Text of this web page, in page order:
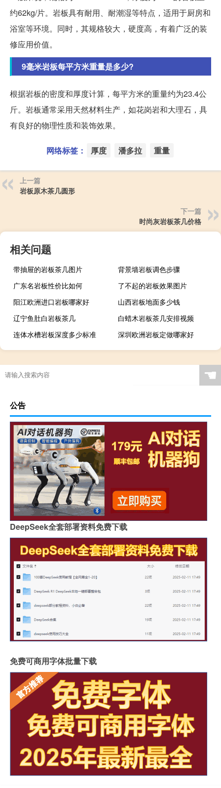
约62kg/片。岩板具有耐用、耐潮湿等特点，适用于厨房和
浴室等环境。同时，其规格较大，硬度高，有着广泛的装
修应用价值。
9毫米岩板每平方米重量是多少?
根据岩板的密度和厚度计算，每平方米的重量约为23.4公
斤。岩板通常采用天然材料生产，如花岗岩和大理石，具
有良好的物理性质和装饰效果。
网络标签： 厚度 潘多拉 重量
上一篇
岩板原木茶几圆形
下一篇
时尚灰岩板茶几价格
相关问题
带抽屉的岩板茶几图片
背景墙岩板调色步骤
广东名岩板性价比如何
了不起的岩板效果图片
阳江欧洲进口岩板哪家好
山西岩板地面多少钱
辽宁鱼肚白岩板茶几
白蜡木岩板茶几安排视频
连体水槽岩板深度多少标准
深圳欧洲岩板定做哪家好
广西现代简约岩板贵吗
岩板当背景墙好吗
茶几桌客厅京东自营岩板
瓷砖岩板能打磨吗吗
特别的岩板图案是什么
怎么区分岩石岩板的好坏
岩板茶几会变色吗吗
贵阳鱼肚金岩板茶几价格
浙江黑色的岩板叫什么
哪里买岩板茶几便宜的
岩板吊顶怎么贴瓷砖好看
哪个品牌岩板是真的白
原木岩板沙发效果图
人工花岗石和岩板哪个好
佛山著名岩板市场在哪里
桌子用哑光岩板好吗
郑州品牌岩板批发商
桌面怎么做成岩板墙
岩板背面没有品牌标识吗
怎么分辨岩板和岗石砖
广州岩板生产企业有哪些
圆岩板玄关壁画视频讲解
岩板可以包横梁吗图片
供应硅岩板设备哪家好用
广州进口岩板厂商有哪些
岩板贴墙用啥胶最好
岩板和地板哪个质量好些
影视墙怎么安装岩板灯
成都超薄岩板费用高吗
福建岩板拼接胶品牌排行
湖北现代岩板厂家有几种
整屋岩板装饰墙面好吗
岩板上的坐垫怎么清洁
冠珠陶瓷岩板产品介绍
重庆岩板卫浴多少钱
怎样加工岩板地台砖
瓷砖岩板连纹处理方法
揭阳西班牙岩板哪家好点
陶瓷岩板什么时候上市
普洱本地岩板吧台
浙江岩板加工机器选哪家
岩板怕油吗
cv值与流量对照表（cv值）
“秋阳和除铲”的出处是哪里
☚
公告
DeepSeek全套部署资料免费下载
免费可商用字体批量下载